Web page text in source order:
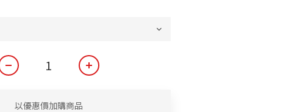
以優惠價加購商品